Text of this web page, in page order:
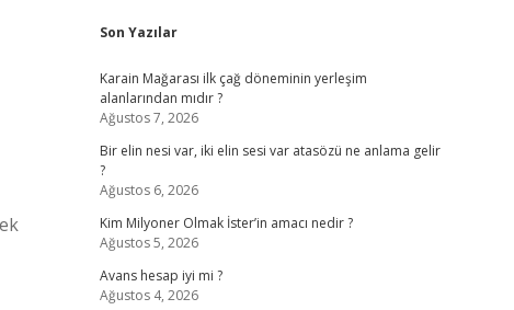
Sidebar
Son Yazılar
Karain Mağarası ilk çağ döneminin yerleşim
alanlarından mıdır ?
Ağustos 7, 2026
Bir elin nesi var, iki elin sesi var atasözü ne anlama gelir
?
Ağustos 6, 2026
Kim Milyoner Olmak İster’in amacı nedir ?
Ağustos 5, 2026
Avans hesap iyi mi ?
Ağustos 4, 2026